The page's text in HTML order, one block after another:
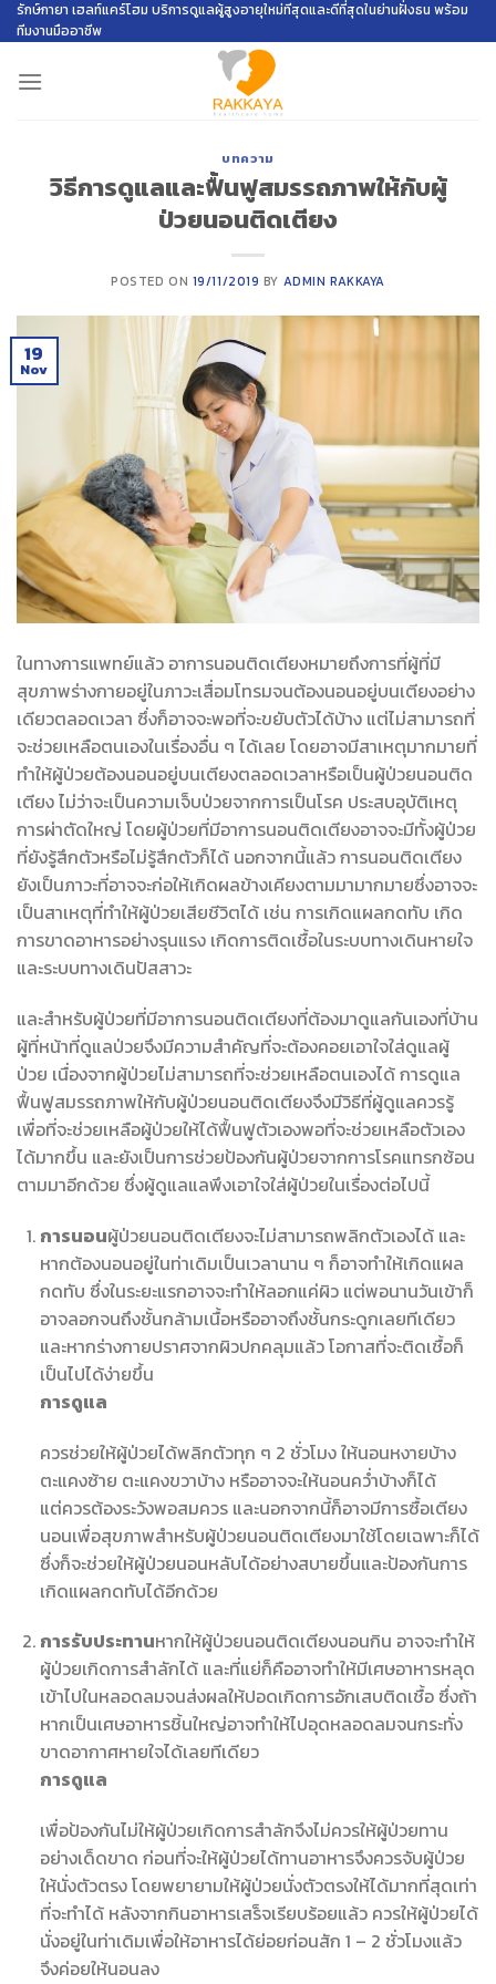
Skip
to
content
รักษ์กายา เฮลท์แคร์โฮม บริการดูแลผู้สูงอายุใหม่ทีสุดและดีที่สุดในย่านฝั่งธน พร้อม
ทีมงานมืออาชีพ
บทความ
วิธีการดูแลและฟื้นฟูสมรรถภาพให้กับผู้
ป่วยนอนติดเตียง
POSTED ON 19/11/2019 BY ADMIN RAKKAYA
19
Nov
ในทางการแพทย์แล้ว อาการนอนติดเตียงหมายถึงการที่ผู้ที่มี
สุขภาพร่างกายอยู่ในภาวะเสื่อมโทรมจนต้องนอนอยู่บนเตียงอย่าง
เดียวตลอดเวลา ซึ่งก็อาจจะพอที่จะขยับตัวได้บ้าง แต่ไม่สามารถที่
จะช่วยเหลือตนเองในเรื่องอื่น ๆ ได้เลย โดยอาจมีสาเหตุมากมายที่
ทำให้ผู้ป่วยต้องนอนอยู่บนเตียงตลอดเวลาหรือเป็นผู้ป่วยนอนติด
เตียง ไม่ว่าจะเป็นความเจ็บป่วยจากการเป็นโรค ประสบอุบัติเหตุ
การผ่าตัดใหญ่ โดยผู้ป่วยที่มีอาการนอนติดเตียงอาจจะมีทั้งผู้ป่วย
ที่ยังรู้สึกตัวหรือไม่รู้สึกตัวก็ได้ นอกจากนี้แล้ว การนอนติดเตียง
ยังเป็นภาวะที่อาจจะก่อให้เกิดผลข้างเคียงตามมามากมายซึ่งอาจจะ
เป็นสาเหตุที่ทำให้ผู้ป่วยเสียชีวิตได้ เช่น การเกิดแผลกดทับ เกิด
การขาดอาหารอย่างรุนแรง เกิดการติดเชื้อในระบบทางเดินหายใจ
และระบบทางเดินปัสสาวะ
และสำหรับผู้ป่วยที่มีอาการนอนติดเตียงที่ต้องมาดูแลกันเองที่บ้าน
ผู้ที่หน้าที่ดูแลป่วยจึงมีความสำคัญที่จะต้องคอยเอาใจใส่ดูแลผู้
ป่วย เนื่องจากผู้ป่วยไม่สามารถที่จะช่วยเหลือตนเองได้ การดูแล
ฟื้นฟูสมรรถภาพให้กับผู้ป่วยนอนติดเตียงจึงมีวิธีที่ผู้ดูแลควรรู้
เพื่อที่จะช่วยเหลือผู้ป่วยให้ได้ฟื้นฟูตัวเองพอที่จะช่วยเหลือตัวเอง
ได้มากขึ้น และยังเป็นการช่วยป้องกันผู้ป่วยจากการโรคแทรกซ้อน
ตามมาอีกด้วย ซึ่งผู้ดูแลแลพึงเอาใจใส่ผู้ป่วยในเรื่องต่อไปนี้
การนอนผู้ป่วยนอนติดเตียงจะไม่สามารถพลิกตัวเองได้ และ
หากต้องนอนอยู่ในท่าเดิมเป็นเวลานาน ๆ ก็อาจทำให้เกิดแผล
กดทับ ซึ่งในระยะแรกอาจจะทำให้ลอกแค่ผิว แต่พอนานวันเข้าก็
อาจลอกจนถึงชั้นกล้ามเนื้อหรืออาจถึงชั้นกระดูกเลยทีเดียว
และหากร่างกายปราศจากผิวปกคลุมแล้ว โอกาสที่จะติดเชื้อก็
เป็นไปได้ง่ายขึ้น
การดูแล
ควรช่วยให้ผู้ป่วยได้พลิกตัวทุก ๆ 2 ชั่วโมง ให้นอนหงายบ้าง
ตะแคงซ้าย ตะแคงขวาบ้าง หรืออาจจะให้นอนคว่ำบ้างก็ได้
แต่ควรต้องระวังพอสมควร และนอกจากนี้ก็อาจมีการซื้อเตียง
นอนเพื่อสุขภาพสำหรับผู้ป่วยนอนติดเตียงมาใช้โดยเฉพาะก็ได้
ซึ่งก็จะช่วยให้ผู้ป่วยนอนหลับได้อย่างสบายขึ้นและป้องกันการ
เกิดแผลกดทับได้อีกด้วย
การรับประทานหากให้ผู้ป่วยนอนติดเตียงนอนกิน อาจจะทำให้
ผู้ป่วยเกิดการสำลักได้ และที่แย่ก็คืออาจทำให้มีเศษอาหารหลุด
เข้าไปในหลอดลมจนส่งผลให้ปอดเกิดการอักเสบติดเชื้อ ซึ่งถ้า
หากเป็นเศษอาหารชิ้นใหญ่อาจทำให้ไปอุดหลอดลมจนกระทั่ง
ขาดอากาศหายใจได้เลยทีเดียว
การดูแล
เพื่อป้องกันไม่ให้ผู้ป่วยเกิดการสำลักจึงไม่ควรให้ผู้ป่วยทาน
อย่างเด็ดขาด ก่อนที่จะให้ผู้ป่วยได้ทานอาหารจึงควรจับผู้ป่วย
ให้นั่งตัวตรง โดยพยายามให้ผู้ป่วยนั่งตัวตรงให้ได้มากที่สุดเท่า
ที่จะทำได้ หลังจากกินอาหารเสร็จเรียบร้อยแล้ว ควรให้ผู้ป่วยได้
นั่งอยู่ในท่าเดิมเพื่อให้อาหารได้ย่อยก่อนสัก 1 – 2 ชั่วโมงแล้ว
จึงค่อยให้นอนลง